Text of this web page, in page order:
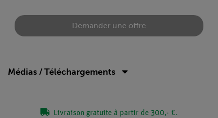
Demander une offre
Médias / Téléchargements
Livraison gratuite à partir de 300,- €.